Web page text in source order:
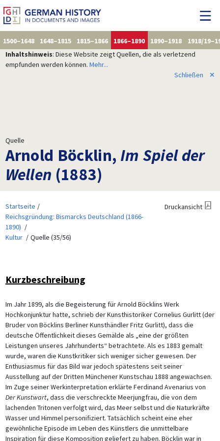
1500–1648 1648–1815 1815–1866 1866–1890 1890–1918
1918/
Inhaltshinweis: Diese Website zeigt Quellen, die als verletzend
empfunden werden können. Mehr...
Schließen
✕
Quelle
Arnold Böcklin, Im Spiel der
Wellen (1883)
Startseite
Reichsgründung: Bismarcks Deutschland (1866-
1890)
Kultur
Quelle (35/56)
Druckansicht
Kurzbeschreibung
Im Jahr 1899, als die Begeisterung für Arnold Böcklins Werk
Hochkonjunktur hatte, schrieb der Kunsthistoriker Cornelius Gurlitt (der
Bruder von Böcklins Berliner Kunsthändler Fritz Gurlitt), dass die
deutsche Öffentlichkeit dieses Gemälde als „eine der größten
Leistungen unseres Jahrhunderts“ betrachtete. Als es 1883 gemalt
wurde, waren die Kunstkritiker sich weniger sicher gewesen. Der
Enthusiasmus für das Bild war jedoch spätestens seit seiner
Ausstellung auf der Dritten Münchener Kunstschau 1888 angewachsen.
Im Zuge seiner Werkinterpretation erklärte Ferdinand Avenarius von
Der Kunstwart, dass die verschreckte Meerjungfrau, die von dem
lachenden Tritonen verfolgt wird, das Meer selbst und die Naturkräfte
Wasser und Himmel personifiziert. Tatsächlich scheint eine eher
gewöhnliche Episode im Leben des Künstlers die unmittelbare
Inspiration für diese Komposition geliefert zu haben. Böcklin war in